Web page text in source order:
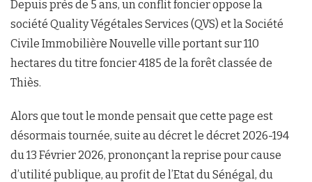
Depuis près de 5 ans, un conflit foncier oppose la
société Quality Végétales Services (QVS) et la Société
Civile Immobilière Nouvelle ville portant sur 110
hectares du titre foncier 4185 de la forêt classée de
Thiès.
Alors que tout le monde pensait que cette page est
désormais tournée, suite au décret le décret 2026-194
du 13 Février 2026, prononçant la reprise pour cause
d’utilité publique, au profit de l’Etat du Sénégal, du